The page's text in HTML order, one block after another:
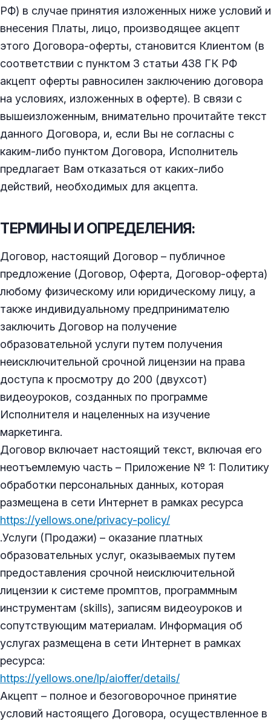
РФ) в случае принятия изложенных ниже условий и
внесения Платы, лицо, производящее акцепт
этого Договора-оферты, становится Клиентом (в
соответствии с пунктом 3 статьи 438 ГК РФ
акцепт оферты равносилен заключению договора
на условиях, изложенных в оферте). В связи с
вышеизложенным, внимательно прочитайте текст
данного Договора, и, если Вы не согласны с
каким-либо пунктом Договора, Исполнитель
предлагает Вам отказаться от каких-либо
действий, необходимых для акцепта.
ТЕРМИНЫ И ОПРЕДЕЛЕНИЯ:
Договор, настоящий Договор – публичное
предложение (Договор, Оферта, Договор-оферта)
любому физическому или юридическому лицу, а
также индивидуальному предпринимателю
заключить Договор на получение
образовательной услуги путем получения
неисключительной срочной лицензии на права
доступа к просмотру до 200 (двухсот)
видеоуроков, созданных по программе
Исполнителя и нацеленных на изучение
маркетинга.
Договор включает настоящий текст, включая его
неотъемлемую часть – Приложение № 1: Политику
обработки персональных данных, которая
размещена в сети Интернет в рамках ресурса
https://yellows.one/privacy-policy/
.Услуги (Продажи) – оказание платных
образовательных услуг, оказываемых путем
предоставления срочной неисключительной
лицензии к системе промптов, программным
инструментам (skills), записям видеоуроков и
сопутствующим материалам. Информация об
услугах размещена в сети Интернет в рамках
ресурса:
https://yellows.one/lp/aioffer/details/
Акцепт – полное и безоговорочное принятие
условий настоящего Договора, осуществленное в